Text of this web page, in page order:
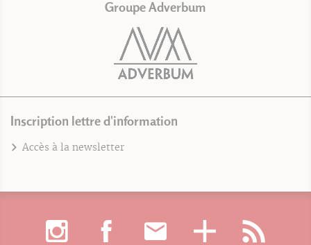
Groupe Adverbum
Inscription lettre d'information
Accès à la newsletter